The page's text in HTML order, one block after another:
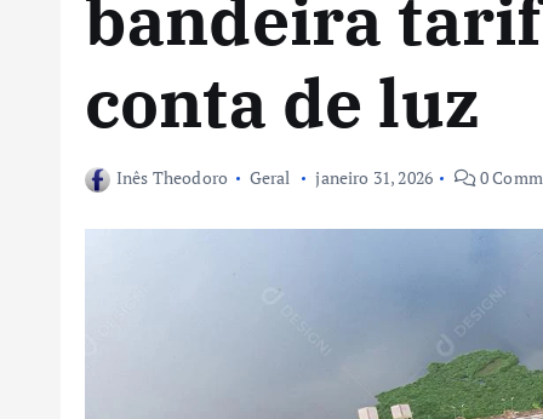
bandeira
conta de luz
Inês Theodoro Geral janeiro 31, 2026 0